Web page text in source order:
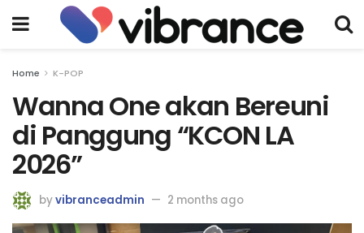
Home K-POP
Wanna One akan Bereuni
di Panggung “KCON LA
2026”
byvibranceadmin 2 months ago